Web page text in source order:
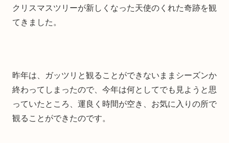
クリスマスツリーが新しくなった天使のくれた奇跡を観
てきました。
昨年は、ガッツリと観ることができないままシーズンか
終わってしまったので、今年は何としてでも見ようと思
っていたところ、運良く時間が空き、お気に入りの所で
観ることができたのです。